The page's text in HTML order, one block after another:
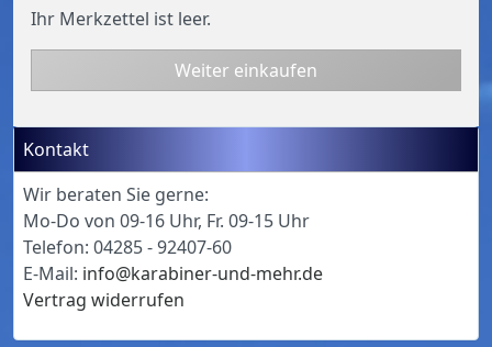
Ihr Merkzettel ist leer.
Weiter einkaufen
Kontakt
Wir beraten Sie gerne:
Mo-Do von 09-16 Uhr, Fr. 09-15 Uhr
Telefon: 04285 - 92407-60
E-Mail: info@karabiner-und-mehr.de
Vertrag widerrufen